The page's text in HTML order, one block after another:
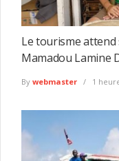
Le tourisme attend
Mamadou Lamine
By webmaster 1